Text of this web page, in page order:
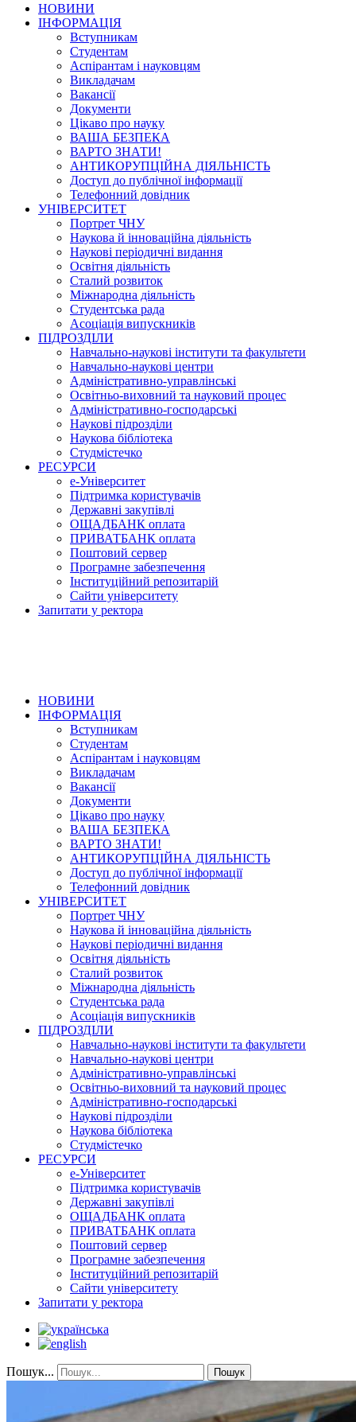
НОВИНИ
ІНФОРМАЦІЯ
Вступникам
Студентам
Аспірантам і науковцям
Викладачам
Вакансії
Документи
Цікаво про науку
ВАША БЕЗПЕКА
ВАРТО ЗНАТИ!
АНТИКОРУПЦІЙНА ДІЯЛЬНІСТЬ
Доступ до публічної інформації
Телефонний довідник
УНІВЕРСИТЕТ
Портрет ЧНУ
Наукова й інноваційна діяльність
Наукові періодичні видання
Освітня діяльність
Сталий розвиток
Міжнародна діяльність
Студентська рада
Асоціація випускників
ПІДРОЗДІЛИ
Навчально-наукові інститути та факультети
Навчально-наукові центри
Адміністративно-управлінські
Освітньо-виховний та науковий процес
Адміністративно-господарські
Наукові підрозділи
Наукова бібліотека
Студмістечко
РЕСУРСИ
е-Університет
Підтримка користувачів
Державні закупівлі
ОЩАДБАНК оплата
ПРИВАТБАНК оплата
Поштовий сервер
Програмне забезпечення
Інституційний репозитарій
Сайти університету
Запитати у ректора
НОВИНИ
ІНФОРМАЦІЯ
Вступникам
Студентам
Аспірантам і науковцям
Викладачам
Вакансії
Документи
Цікаво про науку
ВАША БЕЗПЕКА
ВАРТО ЗНАТИ!
АНТИКОРУПЦІЙНА ДІЯЛЬНІСТЬ
Доступ до публічної інформації
Телефонний довідник
УНІВЕРСИТЕТ
Портрет ЧНУ
Наукова й інноваційна діяльність
Наукові періодичні видання
Освітня діяльність
Сталий розвиток
Міжнародна діяльність
Студентська рада
Асоціація випускників
ПІДРОЗДІЛИ
Навчально-наукові інститути та факультети
Навчально-наукові центри
Адміністративно-управлінські
Освітньо-виховний та науковий процес
Адміністративно-господарські
Наукові підрозділи
Наукова бібліотека
Студмістечко
РЕСУРСИ
е-Університет
Підтримка користувачів
Державні закупівлі
ОЩАДБАНК оплата
ПРИВАТБАНК оплата
Поштовий сервер
Програмне забезпечення
Інституційний репозитарій
Сайти університету
Запитати у ректора
Пошук... Пошук